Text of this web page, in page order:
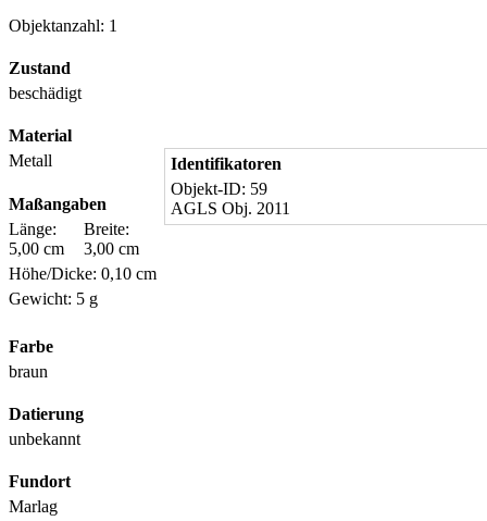
Objektanzahl: 1
Zustand
beschädigt
Material
Metall
Maßangaben
Länge:
5,00 cm
Breite:
3,00 cm
Höhe/Dicke: 0,10 cm
Gewicht: 5 g
Farbe
braun
Datierung
unbekannt
Identifikatoren
Objekt-ID: 59
AGLS Obj. 2011
Fundort
Marlag